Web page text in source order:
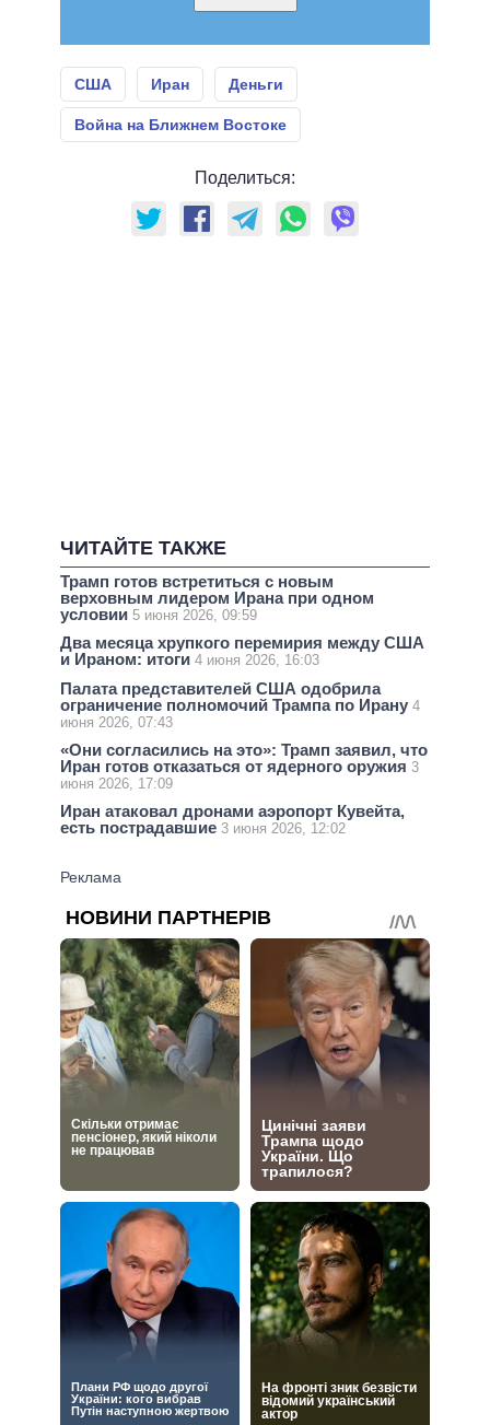
США Иран Деньги
Война на Ближнем Востоке
Поделиться:
ЧИТАЙТЕ ТАКЖЕ
Трамп готов встретиться с новым
верховным лидером Ирана при одном
условии 5 июня 2026, 09:59
Два месяца хрупкого перемирия между США
и Ираном: итоги 4 июня 2026, 16:03
Палата представителей США одобрила
ограничение полномочий Трампа по Ирану 4
июня 2026, 07:43
«Они согласились на это»: Трамп заявил, что
Иран готов отказаться от ядерного оружия 3
июня 2026, 17:09
Иран атаковал дронами аэропорт Кувейта,
есть пострадавшие 3 июня 2026, 12:02